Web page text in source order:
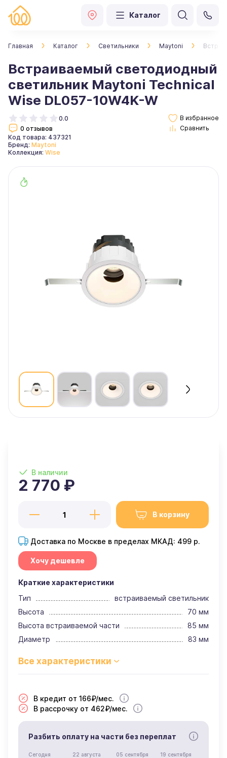
Каталог
Главная Каталог Светильники Maytoni
Встраиваемый светодиодный
светильник Maytoni Technical
Wise DL057-10W4K-W
0.0
0 отзывов
Код товара: 437321
Бренд: Maytoni
Коллекция: Wise
В наличии
2 770 ₽
В корзину
Доставка по Москве в пределах МКАД: 499 р.
Хочу дешевле
Краткие характеристики
Тип
встраиваемый светильник
Высота
70 мм
Высота встраиваемой части
85 мм
Диаметр
83 мм
В кредит от 166₽/мес.
В рассрочку от 462₽/мес.
Разбить оплату на части без переплат
Сегодня 22 августа 05 сентября 19 сентября